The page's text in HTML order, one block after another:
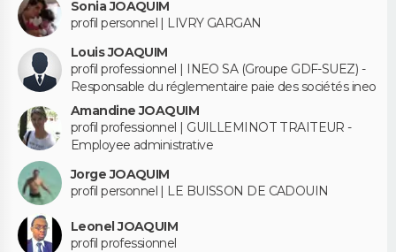
Sonia JOAQUIM
profil personnel | LIVRY GARGAN
Louis JOAQUIM
profil professionnel | INEO SA (Groupe GDF-SUEZ) -
Responsable du réglementaire paie des sociétés ineo
Amandine JOAQUIM
profil professionnel | GUILLEMINOT TRAITEUR -
Employee administrative
Jorge JOAQUIM
profil personnel | LE BUISSON DE CADOUIN
Leonel JOAQUIM
profil professionnel